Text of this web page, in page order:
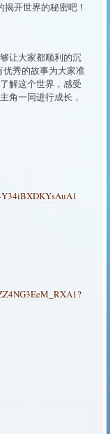
开世界的秘密吧！
让大家都顺利的沉
秀的故事为大家准
解这个世界，感受
角一同进行成长，